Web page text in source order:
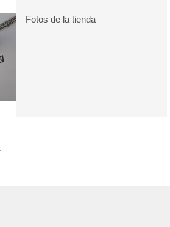
Fotos de la tienda